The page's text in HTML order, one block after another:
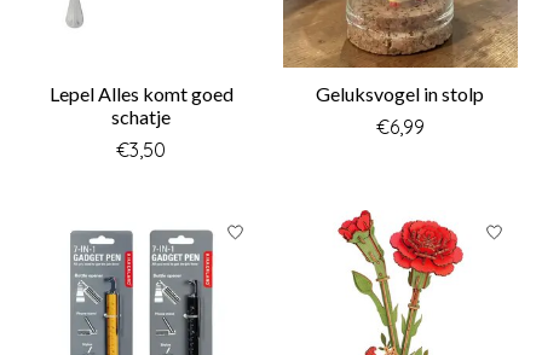
Lepel Alles komt goed
schatje
€3,50
Geluksvogel in stolp
€6,99